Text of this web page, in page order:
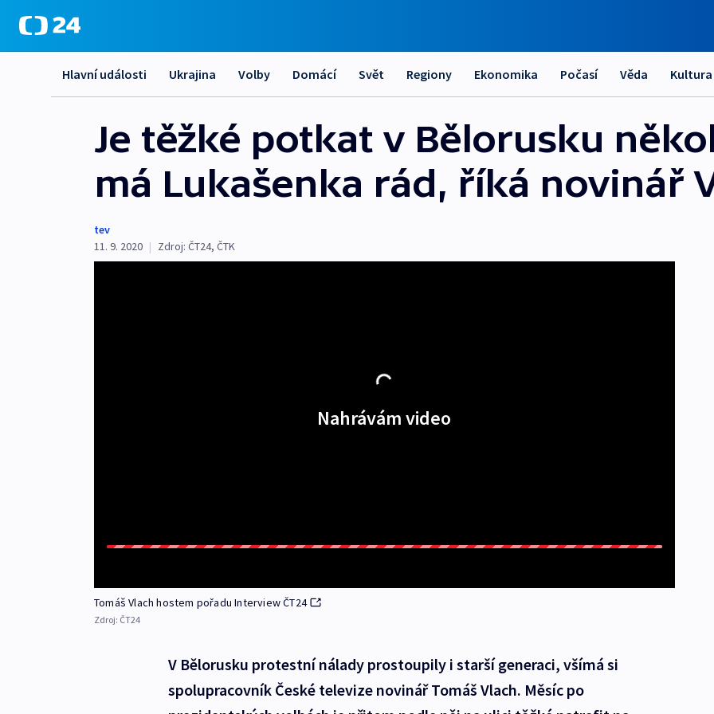
Hlavní události Ukrajina Volby Domácí Svět Regiony Ekonomika Počasí Věda Kultura
Je těžké potkat v Bělorusku
má Lukašenka rád, říká novinář
tev
11. 9. 2020 | Zdroj: ČT24, ČTK
Nahrávám video
Tomáš Vlach hostem pořadu Interview ČT24
Zdroj: ČT24
V Bělorusku protestní nálady prostoupily i starší generaci, všímá si
spolupracovník České televize novinář Tomáš Vlach. Měsíc po